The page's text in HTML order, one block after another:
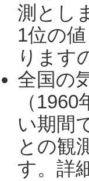
測とし
1位の
ります
全国の
（
い期間
との観
す。詳